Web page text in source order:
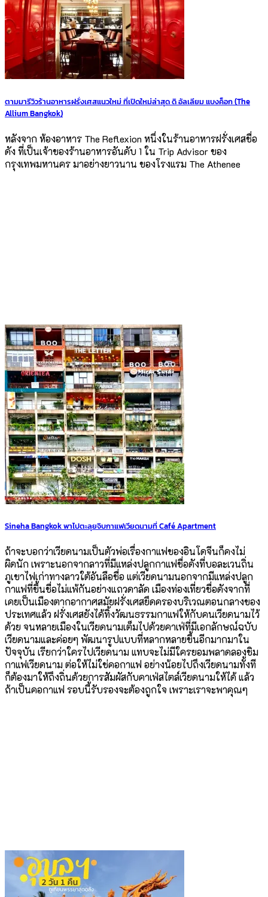
ตามมารีวิวร้านอาหารฝรั่งเศสแนวใหม่ ที่เปิดใหม่ล่าสุด ดิ อัลเลียม แบงค็อก (The
Allium Bangkok)
หลังจาก ห้องอาหาร The Reflexion หนึ่งในร้านอาหารฝรั่งเศสชื่อ
ดัง ที่เป็นเจ้าของร้านอาหารอันดับ 1 ใน Trip Advisor ของ
กรุงเทพมหานคร มาอย่างยาวนาน ของโรงแรม The Athenee
Sineha Bangkok พาไปตะลุยจิบกาแฟเวียดนามที่ Café Apartment
ถ้าจะบอกว่าเวียดนามเป็นตัวพ่อเรื่องกาแฟของอินโดจีนก็คงไม่
ผิดนัก เพราะนอกจากลาวที่มีแหล่งปลูกกาแฟชื่อดังที่บอละเวนถิ่น
ภูเขาไฟเก่าทางลาวใต้อันลือชื่อ แต่เวียดนามนอกจากมีแหล่งปลูก
กาแฟที่ขึ้นชื่อไม่แพ้กันอย่างแถวดาลัด เมืองท่องเที่ยวชื่อดังจากที่
เคยเป็นเมืองตากอากาศสมัยฝรั่งเศสยึดครองบริเวณตอนกลางของ
ประเทศแล้ว ฝรั่งเศสยังได้ทิ้งวัฒนธรรมกาแฟให้กับคนเวียดนามไว้
ด้วย จนหลายเมืองในเวียดนามเต็มไปด้วยคาเฟ่ที่มีเอกลักษณ์ฉบับ
เวียดนามและค่อยๆ พัฒนารูปแบบที่หลากหลายขึ้นอีกมากมาใน
ปัจจุบัน เรียกว่าใครไปเวียดนาม แทบจะไม่มีใครยอมพลาดลองชิม
กาแฟเวียดนาม ต่อให้ไม่ใช่คอกาแฟ อย่างน้อยไปถึงเวียดนามทั้งที
ก็ต้องมาให้ถึงถิ่นด้วยการสัมผัสกับคาเฟ่สไตล์เวียดนามให้ได้ แล้ว
ถ้าเป็นคอกาแฟ รอบนี้รับรองจะต้องถูกใจ เพราะเราจะพาคุณๆ